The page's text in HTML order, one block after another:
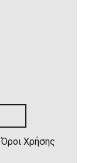
Όροι Χρήσης